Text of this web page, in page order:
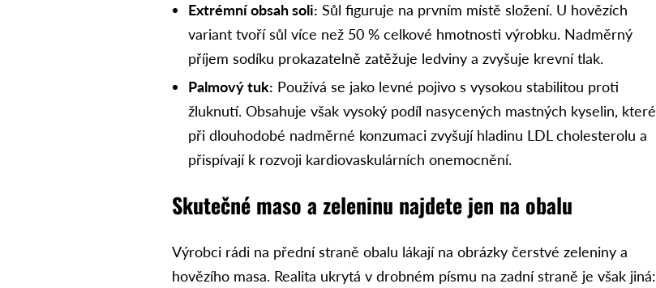
Extrémní obsah soli: Sůl figuruje na prvním místě složení. U hovězích
variant tvoří sůl více než 50 % celkové hmotnosti výrobku. Nadměrný
příjem sodíku prokazatelně zatěžuje ledviny a zvyšuje krevní tlak.
Palmový tuk: Používá se jako levné pojivo s vysokou stabilitou proti
žluknutí. Obsahuje však vysoký podíl nasycených mastných kyselin, které
při dlouhodobé nadměrné konzumaci zvyšují hladinu LDL cholesterolu a
přispívají k rozvoji kardiovaskulárních onemocnění.
Skutečné maso a zeleninu najdete jen na obalu
Výrobci rádi na přední straně obalu lákají na obrázky čerstvé zeleniny a
hovězího masa. Realita ukrytá v drobném písmu na zadní straně je však jiná: